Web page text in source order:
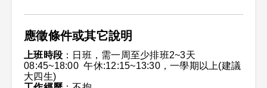
應徵條件或其它說明
上班時段 ：日班，需一周至少排班2~3天
08:45~18:00 午休:12:15~13:30，一學期以上(建議
大四生)